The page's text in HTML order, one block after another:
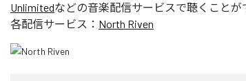
Unlimitedなどの音楽配信サービスで聴くことが
各配信サービス： North Riven